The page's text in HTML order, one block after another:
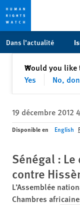
toto
content
Dans l’actualité
Would you like
Yes
No,
✕Fermer
19 décembre 2012
Disponible en English
Sénégal :
contre
L’Assemblée
Chambres